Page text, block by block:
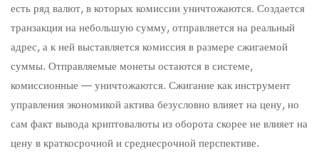
есть ряд валют, в которых комиссии уничтожаются. Создается
транзакция на небольшую сумму, отправляется на реальный
адрес, а к ней выставляется комиссия в размере сжигаемой
суммы. Отправляемые монеты остаются в системе,
комиссионные — уничтожаются. Сжигание как инструмент
управления экономикой актива безусловно влияет на цену, но
сам факт вывода криптовалюты из оборота скорее не влияет на
цену в краткосрочной и среднесрочной перспективе.